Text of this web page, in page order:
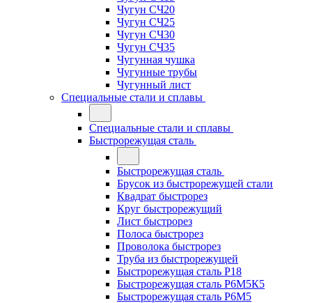
Чугун СЧ20
Чугун СЧ25
Чугун СЧ30
Чугун СЧ35
Чугунная чушка
Чугунные трубы
Чугунный лист
Специальные стали и сплавы
Специальные стали и сплавы
Быстрорежущая сталь
Быстрорежущая сталь
Брусок из быстрорежущей стали
Квадрат быстрорез
Круг быстрорежущий
Лист быстрорез
Полоса быстрорез
Проволока быстрорез
Труба из быстрорежущей
Быстрорежущая сталь Р18
Быстрорежущая сталь Р6М5К5
Быстрорежущая сталь Р6М5